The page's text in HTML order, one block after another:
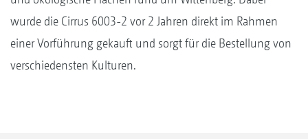
wurde die Cirrus 6003-2 vor 2 Jahren direkt im Rahmen
einer Vorführung gekauft und sorgt für die Bestellung von
verschiedensten Kulturen.